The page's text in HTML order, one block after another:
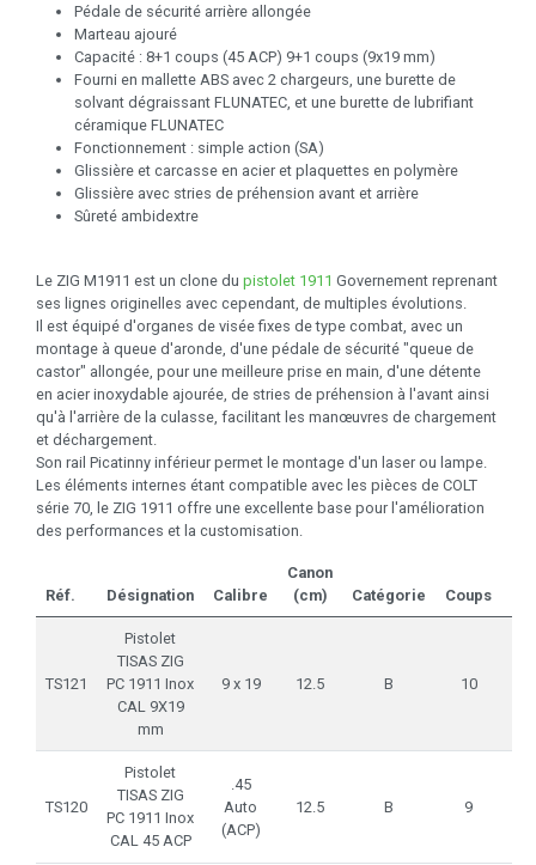
Pédale de sécurité arrière allongée
Marteau ajouré
Capacité : 8+1 coups (45 ACP) 9+1 coups (9x19 mm)
Fourni en mallette ABS avec 2 chargeurs, une burette de
solvant dégraissant FLUNATEC, et une burette de lubrifiant
céramique FLUNATEC
Fonctionnement : simple action (SA)
Glissière et carcasse en acier et plaquettes en polymère
Glissière avec stries de préhension avant et arrière
Sûreté ambidextre
Le ZIG M1911 est un clone du pistolet 1911 Governement reprenant
ses lignes originelles avec cependant, de multiples évolutions.
Il est équipé d'organes de visée fixes de type combat, avec un
montage à queue d'aronde, d'une pédale de sécurité "queue de
castor" allongée, pour une meilleure prise en main, d'une détente
en acier inoxydable ajourée, de stries de préhension à l'avant ainsi
qu'à l'arrière de la culasse, facilitant les manœuvres de chargement
et déchargement.
Son rail Picatinny inférieur permet le montage d'un laser ou lampe.
Les éléments internes étant compatible avec les pièces de COLT
série 70, le ZIG 1911 offre une excellente base pour l'amélioration
des performances et la customisation.
Réf. Désignation Calibre
Canon
(cm)
Catégorie Coups
TS121
Pistolet
TISAS ZIG
PC 1911 Inox
CAL 9X19
mm
9 x 19 12.5 B 10
TS120
Pistolet
TISAS ZIG
PC 1911 Inox
CAL 45 ACP
.45
Auto
(ACP)
12.5 B 9